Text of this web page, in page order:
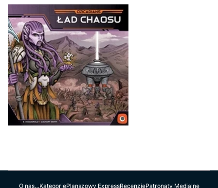
O nas…KategoriePlanszowy ExpressRecenzjePatronaty Medialne